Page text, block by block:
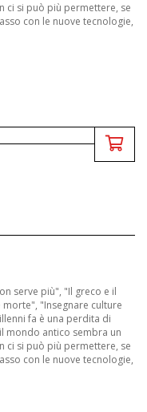
ci si può più permettere, se
con le nuove tecnologie,
serve più", "Il greco e il
"Insegnare culture
fa è una perdita di
mondo antico sembra un
ci si può più permettere, se
con le nuove tecnologie,